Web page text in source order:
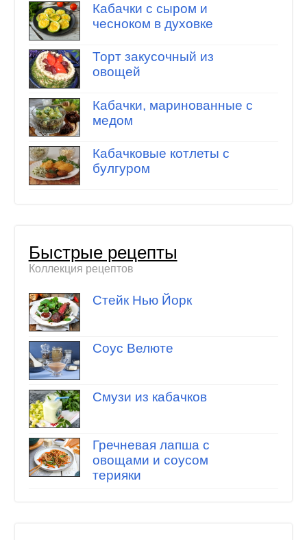
Кабачки с сыром и
чесноком в духовке
Торт закусочный из
овощей
Кабачки, маринованные с
медом
Кабачковые котлеты с
булгуром
Быстрые рецепты
Коллекция рецептов
Стейк Нью Йорк
Соус Велюте
Смузи из кабачков
Гречневая лапша с
овощами и соусом
терияки